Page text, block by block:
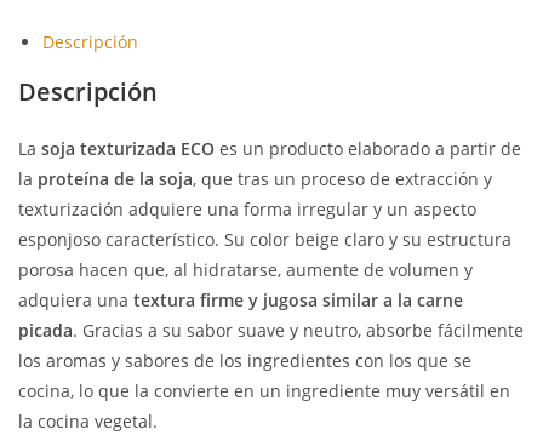
Descripción
Descripción
La soja texturizada ECO es un producto elaborado a partir de
la proteína de la soja, que tras un proceso de extracción y
texturización adquiere una forma irregular y un aspecto
esponjoso característico. Su color beige claro y su estructura
porosa hacen que, al hidratarse, aumente de volumen y
adquiera una textura firme y jugosa similar a la carne
picada. Gracias a su sabor suave y neutro, absorbe fácilmente
los aromas y sabores de los ingredientes con los que se
cocina, lo que la convierte en un ingrediente muy versátil en
la cocina vegetal.